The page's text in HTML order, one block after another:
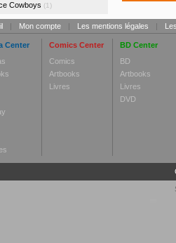
Cowboys (1)
| Mon compte | Les mentions légales |
Center
Comics Center
Comics
Artbooks
Livres
BD Center
BD
Artbooks
Livres
DVD